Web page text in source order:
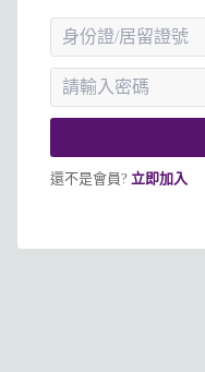
還不是會員? 立即加入